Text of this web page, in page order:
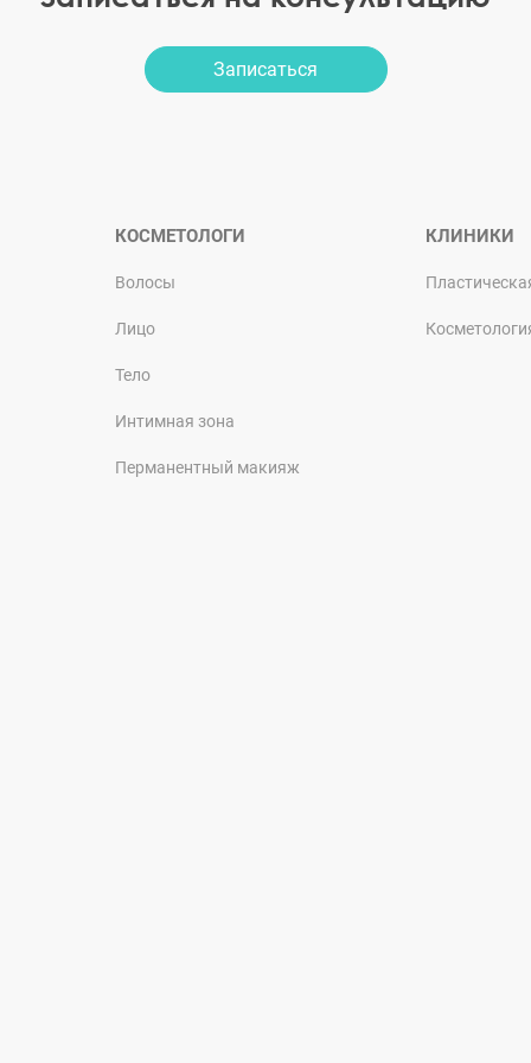
Записаться
КОСМЕТОЛОГИ
Волосы
Лицо
Тело
Интимная зона
Перманентный макияж
КЛИНИКИ